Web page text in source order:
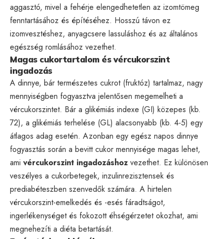
aggasztó, mivel a fehérje elengedhetetlen az izomtömeg
fenntartásához és építéséhez. Hosszú távon ez
izomvesztéshez, anyagcsere lassuláshoz és az általános
egészség romlásához vezethet.
Magas cukortartalom és vércukorszint
ingadozás
A dinnye, bár természetes cukrot (fruktóz) tartalmaz, nagy
mennyiségben fogyasztva jelentősen megemelheti a
vércukorszintet. Bár a glikémiás indexe (GI) közepes (kb.
72), a glikémiás terhelése (GL) alacsonyabb (kb. 4-5) egy
átlagos adag esetén. Azonban egy egész napos dinnye
fogyasztás során a bevitt cukor mennyisége magas lehet,
ami vércukorszint ingadozáshoz vezethet. Ez különösen
veszélyes a cukorbetegek, inzulinrezisztensek és
prediabéteszben szenvedők számára. A hirtelen
vércukorszint-emelkedés és -esés fáradtságot,
ingerlékenységet és fokozott éhségérzetet okozhat, ami
megnehezíti a diéta betartását.